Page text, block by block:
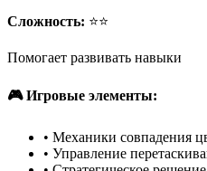
Сложность: ⭐⭐
Помогает развивать навыки
🎮 Игровые элементы:
• Механики совпадения
• Управление